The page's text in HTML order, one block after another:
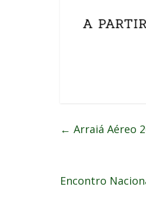
← Arraiá Aéreo
Encontro